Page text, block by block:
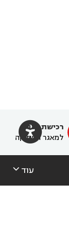

רכישת מנוי
למאגר הפסיקה
עוד 